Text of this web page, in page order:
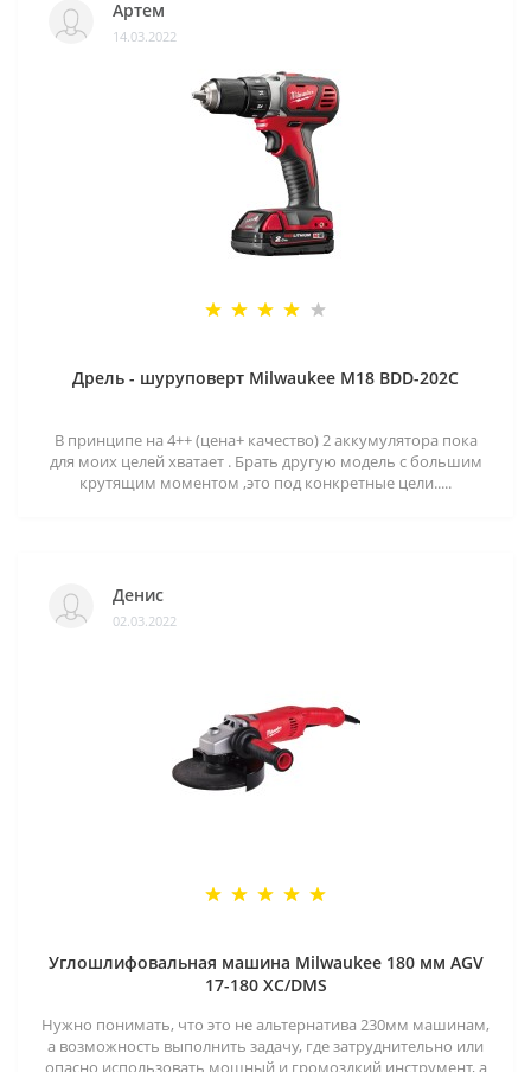
Артем
14.03.2022
Дрель - шуруповерт Milwaukee M18 BDD-202C
В принципе на 4++ (цена+ качество) 2 аккумулятора пока
для моих целей хватает . Брать другую модель с большим
крутящим моментом ,это под конкретные цели.....
Денис
02.03.2022
Углошлифовальная машина Milwaukee 180 мм AGV
17-180 XC/DMS
Нужно понимать, что это не альтернатива 230мм машинам,
а возможность выполнить задачу, где затруднительно или
опасно использовать мощный и громоздкий инструмент, а